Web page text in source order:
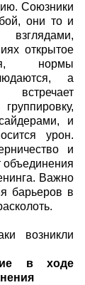
Союзники
они то и
открытое
нормы
а
и
урон.
и
объединения
Важно
барьеров в
возникли
в ходе